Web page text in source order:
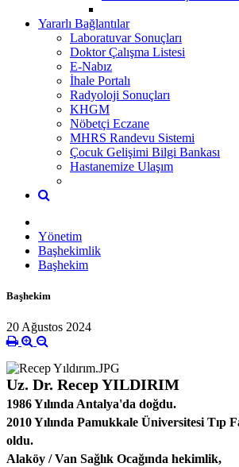
Yararlı Bağlantılar
Laboratuvar Sonuçları
Doktor Çalışma Listesi
E-Nabız
İhale Portalı
Radyoloji Sonuçları
KHGM
Nöbetçi Eczane
MHRS Randevu Sistemi
Çocuk Gelişimi Bilgi Bankası
Hastanemize Ulaşım
Yönetim
Başhekimlik
Başhekim
Başhekim
20 Ağustos 2024
Uz. Dr. Recep YILDIRIM
1986 Yılında Antalya'da doğdu.
2010 Yılında Pamukkale Üniversitesi Tıp
oldu.
Alaköy / Van Sağlık Ocağında hekimlik,